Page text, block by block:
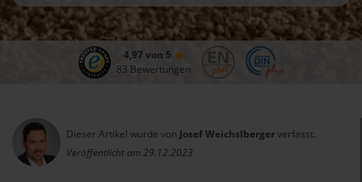
4,97 von 5
83 Bewertungen
Dieser Artikel wurde von Josef Weichslbergerverfasst.
Veröffentlicht am 29.12.2023